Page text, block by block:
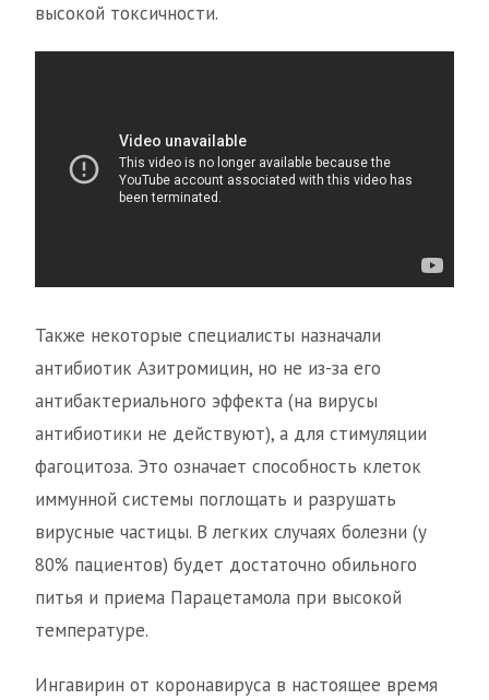
высокой токсичности.
Также некоторые специалисты назначали
антибиотик Азитромицин, но не из-за его
антибактериального эффекта (на вирусы
антибиотики не действуют), а для стимуляции
фагоцитоза. Это означает способность клеток
иммунной системы поглощать и разрушать
вирусные частицы. В легких случаях болезни (у
80% пациентов) будет достаточно обильного
питья и приема Парацетамола при высокой
температуре.
Ингавирин от коронавируса в настоящее время